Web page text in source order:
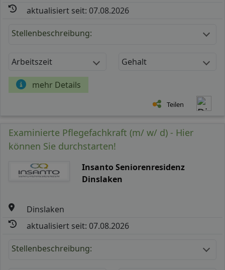
aktualisiert seit: 07.08.2026
Stellenbeschreibung:
Arbeitszeit Gehalt
mehr Details
Teilen
Examinierte Pflegefachkraft (m/ w/ d) - Hier
können Sie durchstarten!
Insanto Seniorenresidenz
Dinslaken
Dinslaken
aktualisiert seit: 07.08.2026
Stellenbeschreibung: